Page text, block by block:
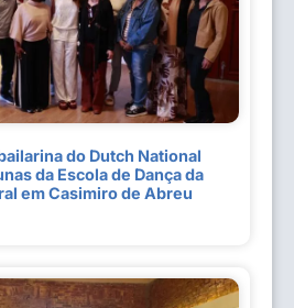
do Dutch National
da Escola de Dança da
em Casimiro de Abreu